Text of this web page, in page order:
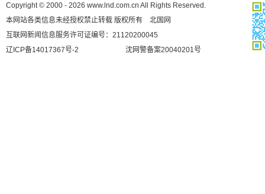
Copyright © 2000 - 2026 www.lnd.com.cn All Rights Reserved.
本网站各类信息未经授权禁止转载 版权所有 北国网
互联网新闻信息服务许可证编号：21120200045
辽ICP备14017367号-2
沈网警备案20040201号